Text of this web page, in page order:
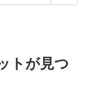
トが見つ